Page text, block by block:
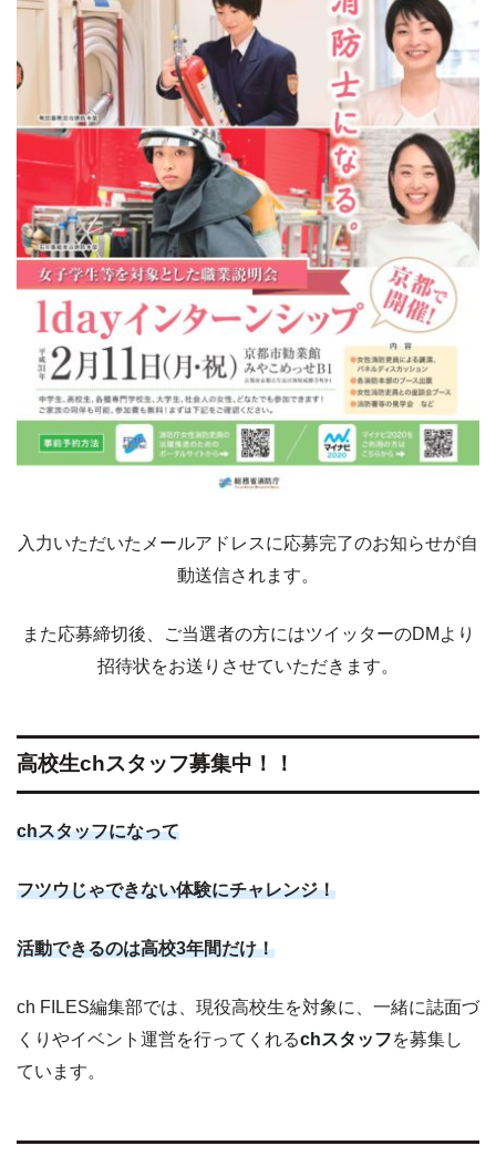
入力いただいたメールアドレスに応募完了のお知らせが自
動送信されます。
また応募締切後、ご当選者の方にはツイッターのDMより
招待状をお送りさせていただきます。
高校生chスタッフ募集中！！
chスタッフになって
フツウじゃできない体験にチャレンジ！
活動できるのは高校3年間だけ！
ch FILES編集部では、現役高校生を対象に、一緒に誌面づ
くりやイベント運営を行ってくれるchスタッフを募集し
ています。